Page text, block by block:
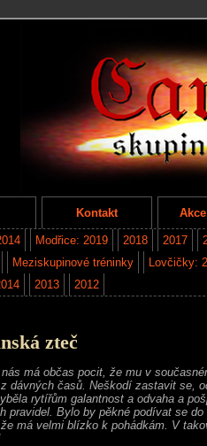
Kontakt
Modřice: 2019 2018 2017
Meziskupinové tréninky Lovčičky:
2013 2012
zteč
má občas pocit, že mu v
dávných časů. Neškodí zastavit se,
rytířům galantnost a odvaha a
pravidel. Bylo by pěkné podívat se
má velmi blízko k pohádkám. V